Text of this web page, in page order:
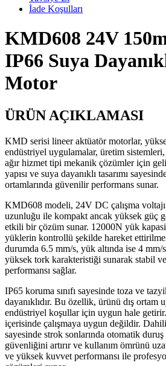
İade Koşulları
KMD608 24V
IP66 Suya
Motor
ÜRÜN AÇIKLAMASI
KMD serisi lineer aktüatör motorlar,
endüstriyel uygulamalar, üretim
ağır hizmet tipi mekanik çözümler için
yapısı ve suya dayanıklı tasarımı
ortamlarında güvenilir performans sunar.
KMD608 modeli, 24V DC çalışma
uzunluğu ile kompakt ancak yüksek güç
etkili bir çözüm sunar. 12000N yük
yüklerin kontrollü şekilde hareket
durumda 6.5 mm/s, yük altında ise 4 mm/
yüksek tork karakteristiği sunarak stabil
performansı sağlar.
IP65 koruma sınıfı sayesinde toza ve
dayanıklıdır. Bu özellik, ürünü dış ortam
endüstriyel koşullar için uygun hale
içerisinde çalışmaya uygun değildir.
sayesinde strok sonlarında otomatik
güvenliğini artırır ve kullanım ömrünü
ve yüksek kuvvet performansı ile